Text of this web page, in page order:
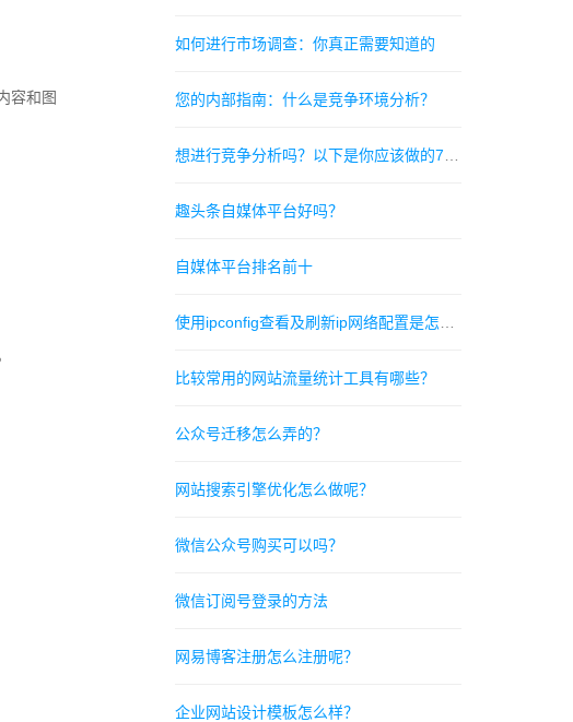
容和图
如何进行市场调查：你真正需要知道的
您的内部指南：什么是竞争环境分析？
趣头条自媒体平台好吗？
自媒体平台排名前十
比较常用的网站流量统计工具有哪些？
公众号迁移怎么弄的？
网站搜索引擎优化怎么做呢？
微信公众号购买可以吗？
微信订阅号登录的方法
网易博客注册怎么注册呢？
企业网站设计模板怎么样？